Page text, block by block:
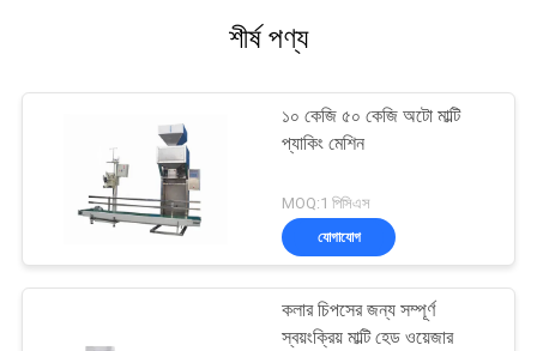
শীর্ষ পণ্য
১০ কেজি ৫০ কেজি অটো মাল্টি
প্যাকিং মেশিন
MOQ:1 পিসিএস
যোগাযোগ
কলার চিপসের জন্য সম্পূর্ণ
স্বয়ংক্রিয় মাল্টি হেড ওয়েজার